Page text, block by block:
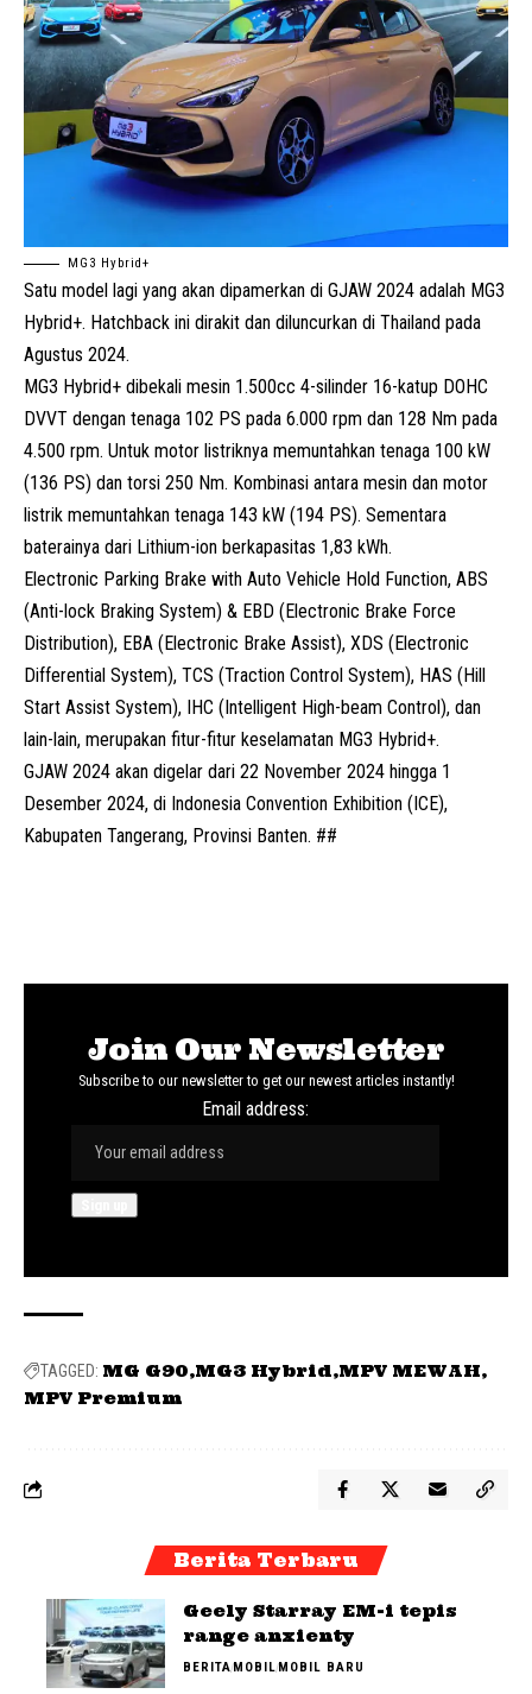
MG3 Hybrid+
Satu model lagi yang akan dipamerkan di GJAW 2024 adalah MG3
Hybrid+. Hatchback ini dirakit dan diluncurkan di Thailand pada
Agustus 2024.
MG3 Hybrid+ dibekali mesin 1.500cc 4-silinder 16-katup DOHC
DVVT dengan tenaga 102 PS pada 6.000 rpm dan 128 Nm pada
4.500 rpm. Untuk motor listriknya memuntahkan tenaga 100 kW
(136 PS) dan torsi 250 Nm. Kombinasi antara mesin dan motor
listrik memuntahkan tenaga 143 kW (194 PS). Sementara
baterainya dari Lithium-ion berkapasitas 1,83 kWh.
Electronic Parking Brake with Auto Vehicle Hold Function, ABS
(Anti-lock Braking System) & EBD (Electronic Brake Force
Distribution), EBA (Electronic Brake Assist), XDS (Electronic
Differential System), TCS (Traction Control System), HAS (Hill
Start Assist System), IHC (Intelligent High-beam Control), dan
lain-lain, merupakan fitur-fitur keselamatan MG3 Hybrid+.
GJAW 2024 akan digelar dari 22 November 2024 hingga 1
Desember 2024, di Indonesia Convention Exhibition (ICE),
Kabupaten Tangerang, Provinsi Banten. ##
Join Our Newsletter
Subscribe to our newsletter to get our newest articles instantly!
Email address:
TAGGED: MG G90 MG3 Hybrid MPV MEWAH
MPV Premium
Berita Terbaru
Geely Starray EM-i tepis
range anxienty
BERITAMOBILMOBIL BARU